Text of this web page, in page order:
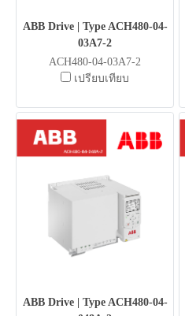
ABB Drive | Type ACH480-04-
03A7-2
ACH480-04-03A7-2
เปรียบเทียบ
ABB Drive | Type ACH480-04-